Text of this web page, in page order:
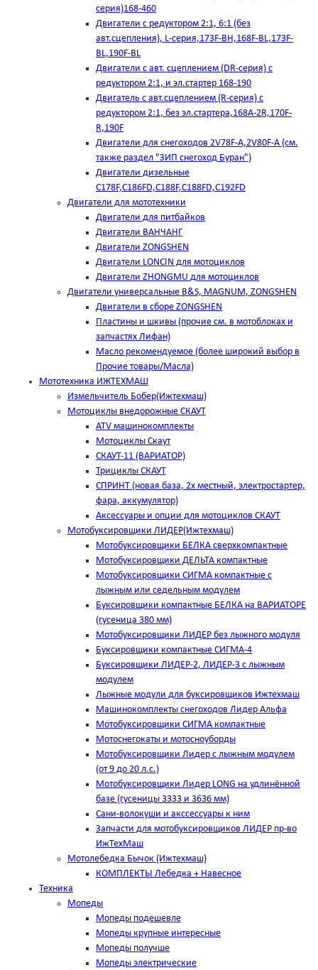
серия)168-460
Двигатели с редуктором 2:1, 6:1 (без
авт.сцепления), L-серия,173F-BH,168F-BL,173F-
BL,190F-BL
Двигатели с авт. сцеплением (DR-серия) с
редуктором 2:1, и эл.стартер 168-190
Двигатель с авт.сцеплением (R-серия) с
редуктором 2:1, без эл.стартера,168А-2R,170F-
R,190F
Двигатели для снегоходов 2V78F-A,2V80F-A (см.
также раздел "ЗИП снегоход Буран")
Двигатели дизельные
C178F,С186FD,C188F,C188FD,C192FD
Двигатели для мототехники
Двигатели для питбайков
Двигатели ВАНЧАНГ
Двигатели ZONGSHEN
Двигатели LONCIN для мотоциклов
Двигатели ZHONGMU для мотоциклов
Двигатели универсальные B&S, MAGNUM, ZONGSHEN
Двигатели в сборе ZONGSHEN
Пластины и шкивы (прочие см. в мотоблоках и
запчастях Лифан)
Масло рекомендуемое (более широкий выбор в
Прочие товары/Масла)
Мототехника ИЖТЕХМАШ
Измельчитель Бобер(Ижтехмаш)
Мотоциклы внедорожные СКАУТ
ATV машинокомплекты
Мотоциклы Скаут
СКАУТ-11 (ВАРИАТОР)
Трициклы СКАУТ
СПРИНТ (новая база, 2х местный, электростартер,
фара, аккумулятор)
Аксессуары и опции для мотоциклов СКАУТ
Мотобуксировщики ЛИДЕР(Ижтехмаш)
Мотобуксировщики БЕЛКА сверхкомпактные
Мотобуксировщики ДЕЛЬТА компактные
Мотобуксировщики СИГМА компактные с
лыжным или седельным модулем
Буксировщики компактные БЕЛКА на ВАРИАТОРЕ
(гусеница 380 мм)
Мотобуксировщики ЛИДЕР без лыжного модуля
Буксировщики компактные СИГМА-4
Буксировщики ЛИДЕР-2, ЛИДЕР-3 c лыжным
модулем
Лыжные модули для буксировщиков Ижтехмаш
Машинокомплекты снегоходов Лидер Альфа
Мотобуксировщики СИГМА компактные
Мотоснегокаты и мотосноуборды
Мотобуксировщики Лидер с лыжным модулем
(от 9 до 20 л.с.)
Мотобуксировщики Лидер LONG на удлинённой
базе (гусеницы 3333 и 3636 мм)
Сани-волокуши и акссессуары к ним
Запчасти для мотобуксировщиков ЛИДЕР пр-во
ИжТехМаш
Мотолебедка Бычок (Ижтехмаш)
КОМПЛЕКТЫ Лебедка + Навесное
Техника
Мопеды
Мопеды подешевле
Мопеды крупные интересные
Мопеды получше
Мопеды электрические